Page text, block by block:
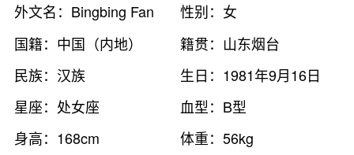
外文名：Bingbing Fan
性别：女
国籍：中国（内地）
籍贯：山东烟台
民族：汉族
生日：1981年9月16日
星座：处女座
血型：B型
身高：168cm
体重：56kg